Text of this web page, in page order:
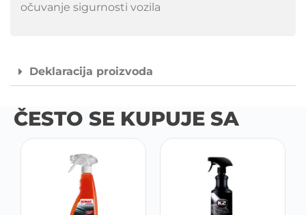
očuvanje sigurnosti vozila
Deklaracija proizvoda
ČESTO SE KUPUJE SA